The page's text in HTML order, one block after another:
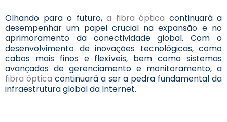
Olhando para o futuro, a fibra óptica continuará a
desempenhar um papel crucial na expansão e no
aprimoramento da conectividade global. Com o
desenvolvimento de inovações tecnológicas, como
cabos mais finos e flexíveis, bem como sistemas
avançados de gerenciamento e monitoramento, a
fibra óptica continuará a ser a pedra fundamental da
infraestrutura global da Internet.